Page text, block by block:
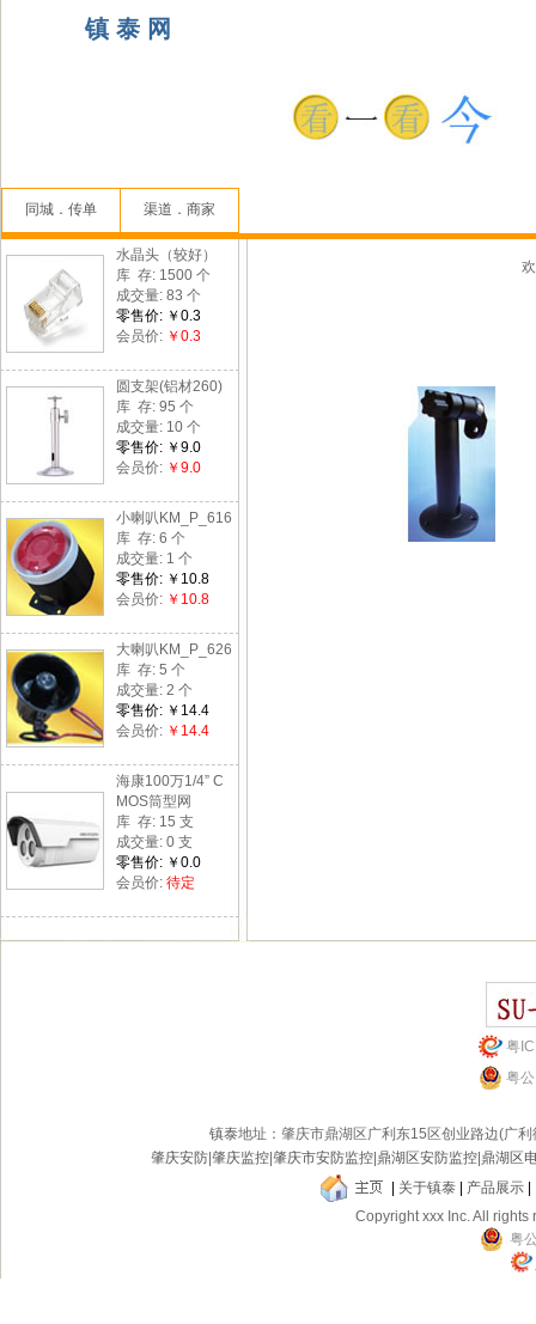
镇 泰 网
同城．传单 渠道．商家
水晶头（较好）
库 存: 1500 个
成交量: 83 个
零售价: ￥0.3
会员价: ￥0.3
圆支架(铝材260)
库 存: 95 个
成交量: 10 个
零售价: ￥9.0
会员价: ￥9.0
小喇叭KM_P_616
库 存: 6 个
成交量: 1 个
零售价: ￥10.8
会员价: ￥10.8
大喇叭KM_P_626
库 存: 5 个
成交量: 2 个
零售价: ￥14.4
会员价: ￥14.4
海康100万1/4” C
MOS筒型网
库 存: 15 支
成交量: 0 支
零售价: ￥0.0
会员价: 待定
粤
粤
镇泰地址：肇庆市鼎湖区广利东15区创业路边(广
肇庆安防 |肇庆监控 |肇庆市安防监控 鼎湖区安防监控 鼎湖区
关于镇泰 产品展示
Copyright xxx Inc. All rights
粤